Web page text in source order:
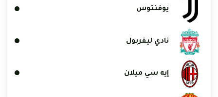
يوفنتوس
نادي ليفربول
إيه سي ميلان